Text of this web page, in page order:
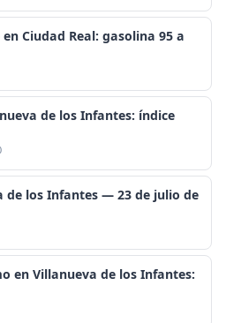
Ciudad Real: gasolina 95 a
de los Infantes: índice
de los Infantes — 23 de julio de
en Villanueva de los Infantes: